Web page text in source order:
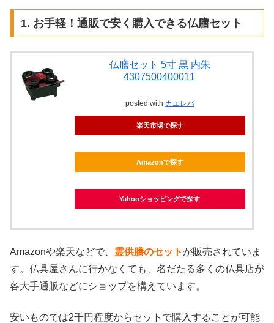
1. お手軽！通販で安く購入できる仏膳セット
仏膳セット 5寸 黒 内朱
4307500400011
posted with カエレバ
楽天市場で探す
Amazonで探す
Yahooショッピングで探す
Amazonや楽天などで、 霊供膳のセット が販売されていま
す。仏具屋さんに行かなくても、名だたる多くの仏具店が
各大手通販などにショップを構えています。
安いものでは2千円程度からセットで購入することが可能